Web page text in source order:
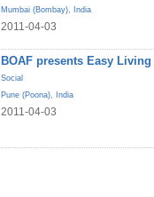
Mumbai (Bombay), India
2011-04-03
BOAF presents Easy
Social
Pune (Poona), India
2011-04-03